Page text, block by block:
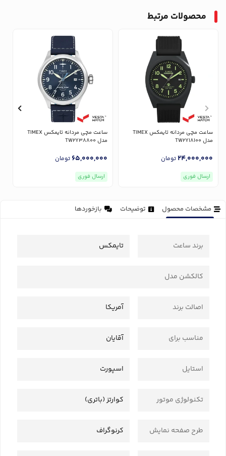
محصولات مرتبط
ساعت مچی مردانه تایمکس TIMEX
مدل TW2Y18100
24,000,000تومان
ارسال فوری
ساعت مچی مردانه تایمکس TIMEX
مدل TW2Y38800
65,000,000 تومان
ارسال فوری
مشخصات محصول توضیحات بازخوردها
برند ساعت تایمکس
کالکشن مدل
اصالت برند آمریکا
مناسب برای آقایان
استایل اسپورت
تکنولوژی موتور کوارتز (باتری)
طرح صفحه نمایش کرنوگراف